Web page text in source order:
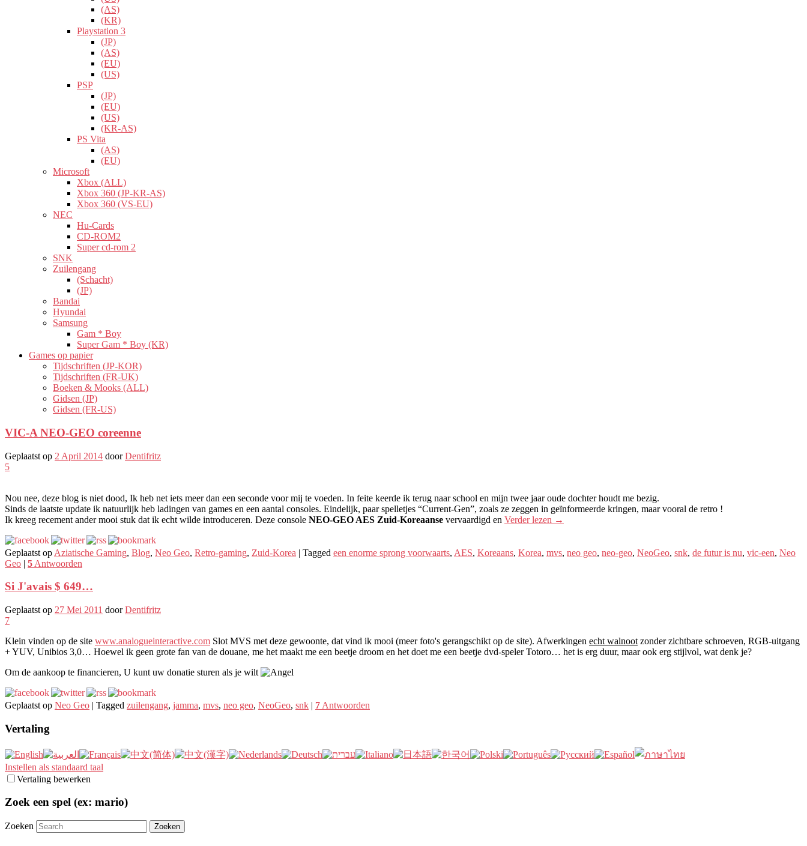
(AS)
(KR)
Playstation 3
(JP)
(AS)
(EU)
(US)
PSP
(JP)
(EU)
(US)
(KR-AS)
PS Vita
(AS)
(EU)
Microsoft
Xbox (ALL)
Xbox 360 (JP-KR-AS)
Xbox 360 (VS-EU)
NEC
Hu-Cards
CD-ROM2
Super cd-rom 2
SNK
Zuilengang
(Schacht)
(JP)
Bandai
Hyundai
Samsung
Gam * Boy
Super Gam * Boy (KR)
Games op papier
Tijdschriften (JP-KOR)
Tijdschriften (FR-UK)
Boeken & Mooks (ALL)
Gidsen (JP)
Gidsen (FR-US)
VIC-A NEO-GEO coreenne
Geplaatst op 2 April 2014 doorDentifritz
5
Nou nee, deze blog is niet dood, Ik heb net iets meer dan een seconde voor mij te voeden. In feite keerde ik terug naar school en mijn twee jaar oude dochter houdt me bezig.
Sinds de laatste update ik natuurlijk heb ladingen van games en een aantal consoles. Eindelijk, paar spelletjes “Current-Gen”, zoals ze zeggen in geïnformeerde kringen, maar vooral de retro !
Ik kreeg recement ander mooi stuk dat ik echt wilde introduceren. Deze console NEO-GEO AES Zuid-Koreaanse vervaardigd en Verder lezen →
Geplaatst op Aziatische Gaming, Blog, Neo Geo, Retro-gaming, Zuid-Korea | Tagged een enorme sprong voorwaarts, AES, Koreaans, Korea, mvs, neo geo, neo-geo, NeoGeo, snk, de futur is nu, vic-een, Neo
Geo | 5 Antwoorden
Si J'avais $ 649…
Geplaatst op 27 Mei 2011 doorDentifritz
7
Klein vinden op de site www.analogueinteractive.com Slot MVS met deze gewoonte, dat vind ik mooi (meer foto's gerangschikt op de site). Afwerkingen echt walnoot zonder zichtbare schroeven, RGB-uitgang
+ YUV, Unibios 3,0… Hoewel ik geen grote fan van de douane, me het maakt me een beetje droom en het doet me een beetje dvd-speler Totoro… het is erg duur, maar ook erg stijlvol, wat denk je?
Om de aankoop te financieren, U kunt uw donatie sturen als je wilt
Geplaatst op Neo Geo | Tagged zuilengang, jamma, mvs, neo geo, NeoGeo, snk | 7 Antwoorden
Vertaling
Instellen als standaard taal
Vertaling bewerken
Zoek een spel (ex: mario)
Zoeken